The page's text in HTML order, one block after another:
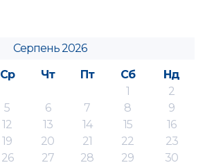
Серпень 2026
Ср Чт Пт Сб
Нд
1
2
5 6 7 8
9
12 13 14 15
16
19 20 21 22
23
26 27 28 29
30